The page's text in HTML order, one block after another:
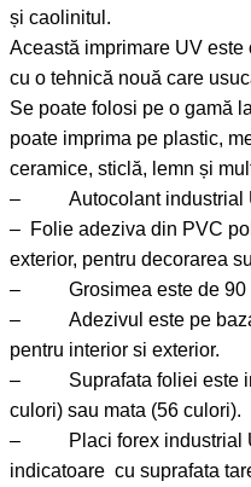
și caolinitul.
Această imprimare UV
cu o tehnică nouă care
Se poate folosi pe o gamă largă de materiale, astfel încât se
poate imprima pe plastic, metal, hârtie, carton, plăci
ceramice,
– Autocolant industrial UV pentru semne si indicatoare
– Folie adeziva din PVC polimeric, utilizata in special la
– Grosimea este de 90
– Adezivul este pe baza
pentru interior si exterior.
– Suprafata foliei este
culori) sau mata (56 culori).
– Placi forex industrial UV industrial pentru semne si
indicatoare cu suprafata